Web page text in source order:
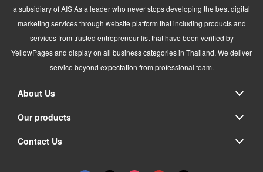
a subsidiary of AIS As a leader who never stops developing the best digital
marketing services through website platform that including products and
services from trusted entrepreneur list that have been verified by
YellowPages and display on all business categories in Thailand. We deliver
service beyond expectation from professional team.
About Us
Our products
Contact Us